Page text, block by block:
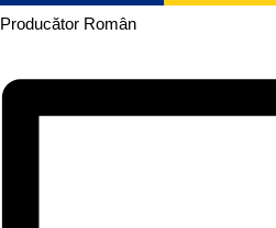
Producător Român